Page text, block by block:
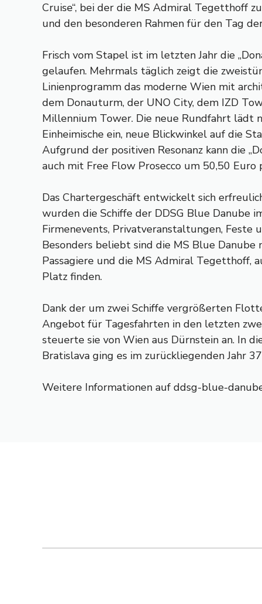
Cruise“, bei der die MS Admiral Tegetthoff
und den besonderen Rahmen für den Tag
Frisch vom Stapel ist im letzten Jahr die
gelaufen. Mehrmals täglich zeigt die
Linienprogramm das moderne Wien mit
dem Donauturm, der UNO City, dem IZD
Millennium Tower. Die neue Rundfahrt lädt
Einheimische ein, neue Blickwinkel auf die
Aufgrund der positiven Resonanz kann die
auch mit Free Flow Prosecco um 50,50
Das Chartergeschäft entwickelt sich
wurden die Schiffe der DDSG Blue Danube
Firmenevents, Privatveranstaltungen, Feste
Besonders beliebt sind die MS Blue
Passagiere und die MS Admiral Tegetthoff,
Platz finden.
Dank der um zwei Schiffe vergrößerten
Angebot für Tagesfahrten in den letzten
steuerte sie von Wien aus Dürnstein an. In
Bratislava ging es im zurückliegenden Jahr
Weitere Informationen auf ddsg-blue-